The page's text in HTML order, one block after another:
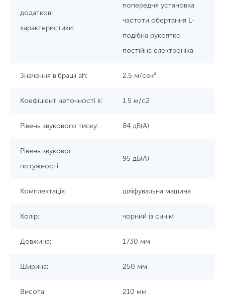
додаткові
характеристики:
попередня установка
частоти обертання L-
подібна рукоятка
постійна електроніка
Значення вібрації ah: 2.5 м/сек²
Коефіцієнт неточності k: 1.5 м/с2
Рівень звукового тиску: 84 дБ(А)
Рівень звукової
потужності:
95 дБ(А)
Комплектація: шліфувальна машина
Колір: чорний із синім
Довжина: 1730 мм
Ширина: 250 мм
Висота: 210 мм